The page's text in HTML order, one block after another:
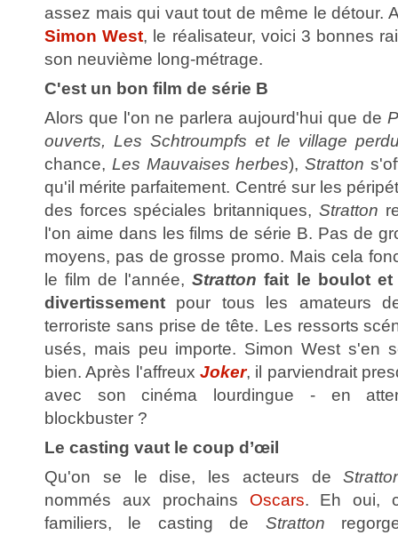
assez mais qui vaut tout de même le détour.
Simon West, le réalisateur, voici 3 bonnes
son neuvième long-métrage.
C'est un bon film de série B
Alors que l'on ne parlera aujourd'hui que de
ouverts, Les Schtroumpfs et le village
chance, Les Mauvaises herbes),Stratton
qu'il mérite parfaitement. Centré sur les
des forces spéciales britanniques, Stratton
l'on aime dans les films de série B. Pas de
moyens, pas de grosse promo. Mais cela
le film de l'année,Strattonfait le boulot
divertissement pour tous les amateurs
terroriste sans prise de tête. Les ressorts
usés, mais peu importe. Simon West s'en
bien. Après l'affreux Joker, il parviendrait
avec son cinéma lourdingue - en
blockbuster ?
Le casting vaut le coup d’œil
Qu'on se le dise, les acteurs de
nommés aux prochains Oscars. Eh oui,
familiers, le casting de Stratton